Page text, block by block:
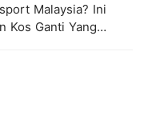
Malaysia? Ini
Kos Ganti Yang